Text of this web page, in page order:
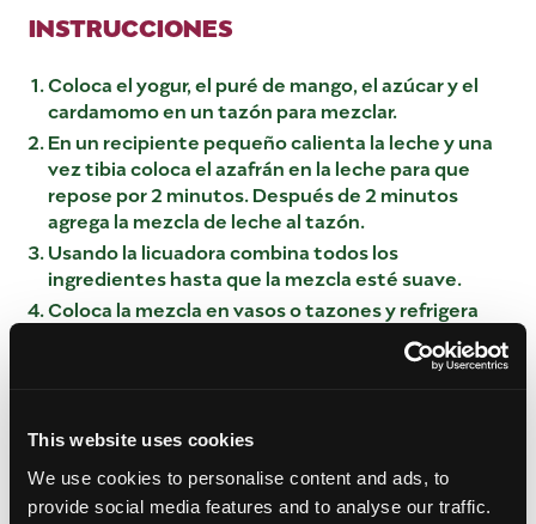
This website uses cookies
We use cookies to personalise content and ads, to
provide social media features and to analyse our traffic.
INSTRUCCIONES
Coloca el yogur, el puré de mango, el azúcar y el
cardamomo en un tazón para mezclar.
En un recipiente pequeño calienta la leche y una
vez tibia coloca el azafrán en la leche para que
repose por 2 minutos. Después de 2 minutos
agrega la mezcla de leche al tazón.
Usando la licuadora combina todos los
ingredientes hasta que la mezcla esté suave.
Coloca la mezcla en vasos o tazones y refrigera
por un mínimo de 2 horas. De un día para otro es lo
coloca el mango cortado en cubos en el lado
opuesto. Cubre el mango con azafrán y sirve.